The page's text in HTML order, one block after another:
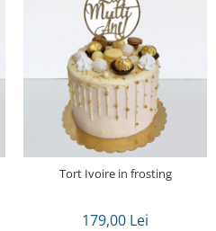
Tort Ivoire in frosting
179,00 Lei